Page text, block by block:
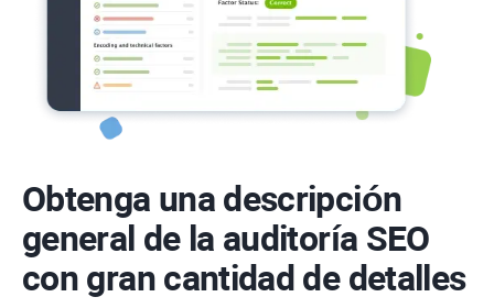
Obtenga una descripción
general de la auditoría SEO
con gran cantidad de detalles